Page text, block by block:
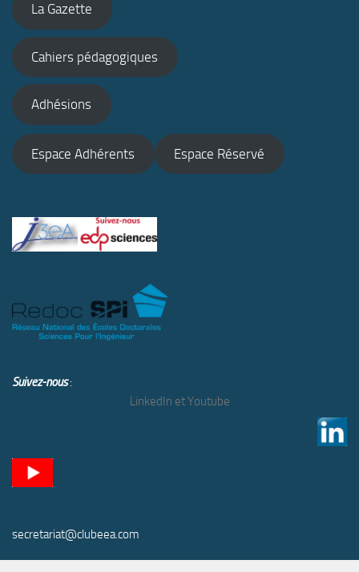
La Gazette
Cahiers pédagogiques
Adhésions
Espace Adhérents Espace Réservé
Suivez-nous:
LinkedIn et Youtube
secretariat@clubeea.com